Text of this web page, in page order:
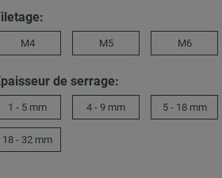
M4 M5 M6
de serrage:
1 - 5 mm 4 - 9 mm 5 - 18 mm
18 - 32 mm